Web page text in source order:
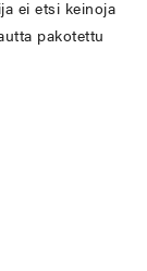
ei etsi keinoja
pakotettu